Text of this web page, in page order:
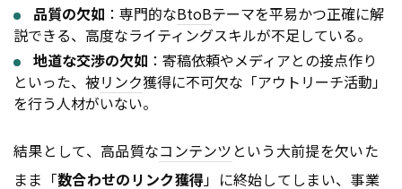
品質の欠如 ：専門的なBtoBテーマを平易かつ正確に解
説できる、高度なライティングスキルが不足している。
地道な交渉の欠如 ：寄稿依頼やメディアとの接点作り
といった、被リンク獲得に不可欠な「アウトリーチ活動」
を行う人材がいない。
結果として、高品質なコンテンツ という大前提を欠いた
まま「数合わせの リンク獲得」に終始してしまい、事業